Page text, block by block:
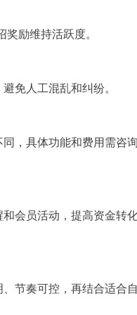
励维持活跃度。
免人工混乱和纠纷。
，具体功能和费用需咨
会员活动，提高资金转
节奏可控，再结合适合